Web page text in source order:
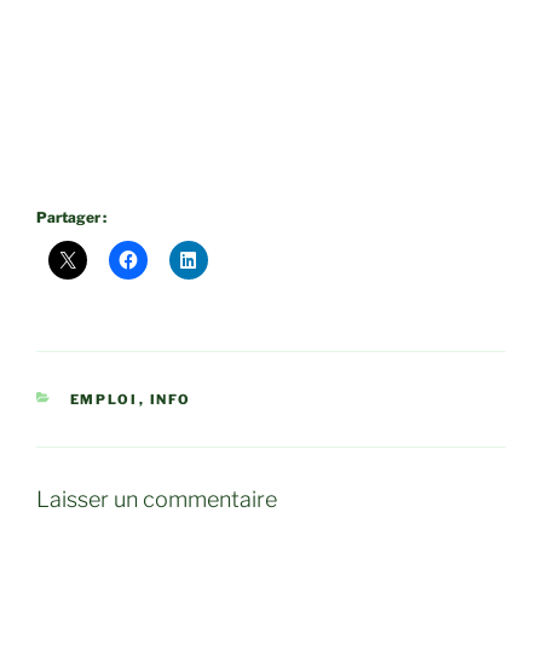
Partager :
CATÉGORIES
EMPLOI , INFO
Laisser un commentaire